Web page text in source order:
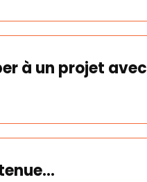
à un projet avec